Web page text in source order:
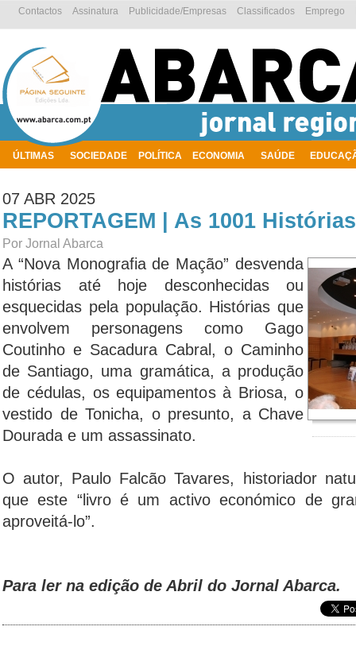
ÚLTIMAS SOCIEDADE POLÍTICA ECONOMIA SAÚDE
Emprego
Classificados
Publicidade/Empresas
Assinatura
Contactos
07 ABR 2025
REPORTAGEM | As 1001
Por Jornal Abarca
A “Nova Monografia de Mação” desvenda
histórias até hoje desconhecidas ou
esquecidas pela população. Histórias que
envolvem personagens como Gago
Coutinho e Sacadura Cabral, o Caminho
de Santiago, uma gramática, a produção
de cédulas, os equipamentos à Briosa, o
vestido de Tonicha, o presunto, a Chave
Dourada e um assassinato.
O autor, Paulo Falcão Tavares, historiador
que este “livro é um activo económico de
aproveitá-lo”.
Para ler na edição de Abril do Jornal Abarca.